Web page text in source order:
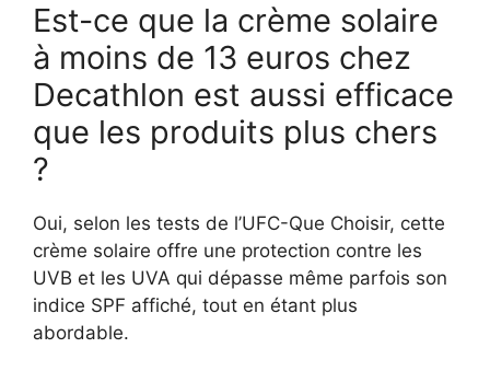
Est-ce que la crème solaire
à moins de 13 euros chez
Decathlon est aussi efficace
que les produits plus chers
?
Oui, selon les tests de l’UFC-Que Choisir, cette
crème solaire offre une protection contre les
UVB et les UVA qui dépasse même parfois son
indice SPF affiché, tout en étant plus
abordable.